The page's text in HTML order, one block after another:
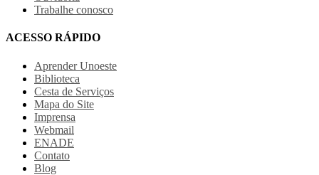
Trabalhe conosco
ACESSO RÁPIDO
Aprender Unoeste
Biblioteca
Cesta de Serviços
Mapa do Site
Imprensa
Webmail
ENADE
Contato
Blog